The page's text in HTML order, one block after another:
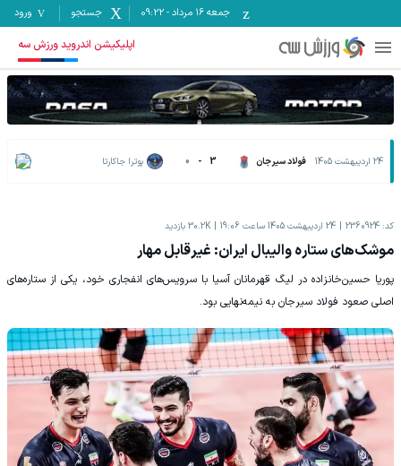
جمعه ۱۶ مرداد -
09:22 جستجو ورود
اپلیکیشن اندروید ورزش سه
24 اردیبهشت 1405 فولاد سیرجان 3
-
0 پوترا جاکارتا
کد: 2360924 24 اردیبهشت 1405 ساعت 19:06 30.2K بازدید
موشک‌های ستاره والیبال ایران: غیرقابل مهار
پوریا حسین‌خانزاده در لیگ قهرمانان آسیا با سرویس‌های انفجاری خود، یکی از ستاره‌های
اصلی صعود فولاد سیرجان به نیمه‌نهایی بود.